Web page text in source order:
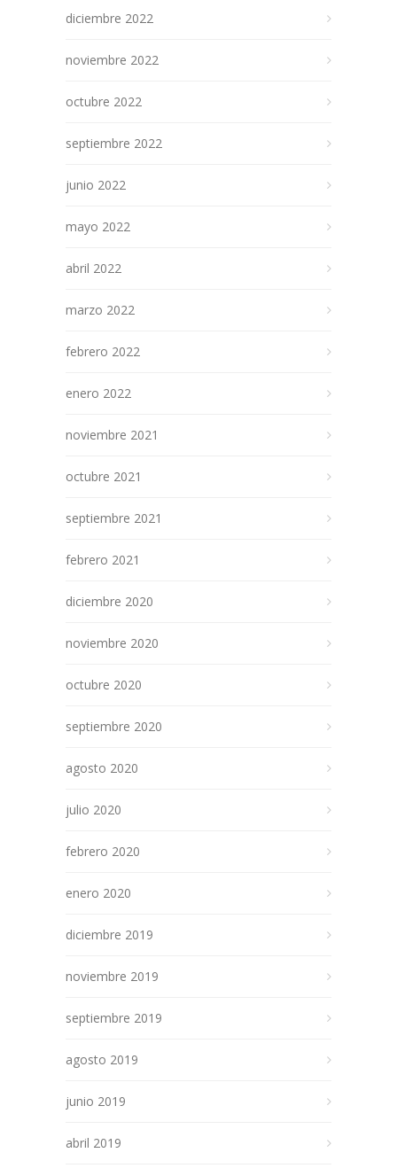
diciembre 2022
noviembre 2022
octubre 2022
septiembre 2022
junio 2022
mayo 2022
abril 2022
marzo 2022
febrero 2022
enero 2022
noviembre 2021
octubre 2021
septiembre 2021
febrero 2021
diciembre 2020
noviembre 2020
octubre 2020
septiembre 2020
agosto 2020
julio 2020
febrero 2020
enero 2020
diciembre 2019
noviembre 2019
septiembre 2019
agosto 2019
junio 2019
abril 2019